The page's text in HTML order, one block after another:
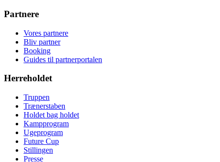
Partnere
Vores partnere
Bliv partner
Booking
Guides til partnerportalen
Herreholdet
Truppen
Trænerstaben
Holdet bag holdet
Kampprogram
Ugeprogram
Future Cup
Stillingen
Presse